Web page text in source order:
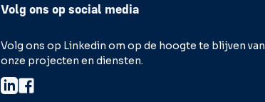
Volg ons op social media
Volg ons op Linkedin om op de hoogte te blijven van
onze projecten en diensten.